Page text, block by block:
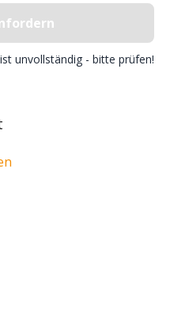
unvollständig - bitte prüfen!